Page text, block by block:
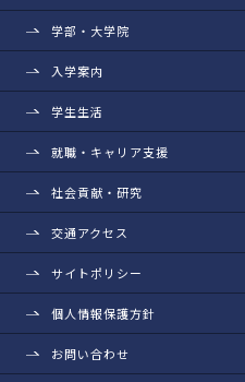
学部・大学院
入学案内
学生生活
就職・キャリア支援
社会貢献・研究
交通アクセス
サイトポリシー
個人情報保護方針
お問い合わせ